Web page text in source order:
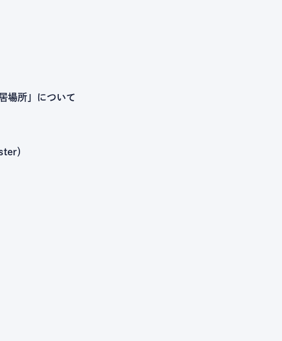
場所」について
）